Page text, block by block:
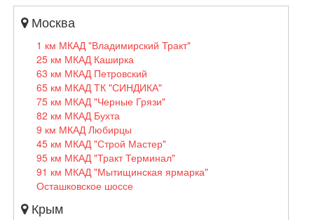
Москва
1 км МКАД "Владимирский Тракт"
25 км МКАД Каширка
63 км МКАД Петровский
65 км МКАД ТК "СИНДИКА"
75 км МКАД "Черные Грязи"
82 км МКАД Бухта
9 км МКАД Любирцы
45 км МКАД "Строй Мастер"
95 км МКАД "Тракт Терминал"
91 км МКАД "Мытищинская ярмарка"
Осташковское шоссе
Крым